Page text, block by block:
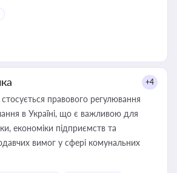
+4
правового регулювання
в Україні, що є важливою для
економіки підприємств та
вимог у сфері комунальних